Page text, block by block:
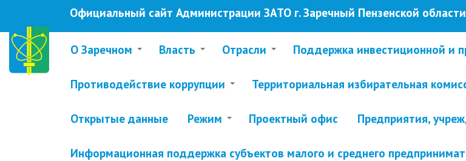
основному
содержанию
Официальный сайт Администрации ЗАТО г. Заречный Пензенской области
О Заречном Власть Отрасли Поддержка инвестиционной и
Противодействие коррупции Территориальная избирательная
Открытые данные Режим Проектный офис Предприятия,
Информационная поддержка субъектов малого и среднего